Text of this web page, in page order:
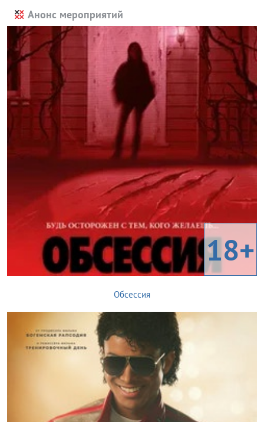
Анонс мероприятий
18+
Обсессия